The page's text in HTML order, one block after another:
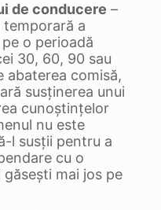
de conducere –
a
o perioadă
30, 60, 90 sau
abaterea comisă,
susținerea unui
cunoștințelor
nu este
l susții pentru a
cu o
mai jos pe